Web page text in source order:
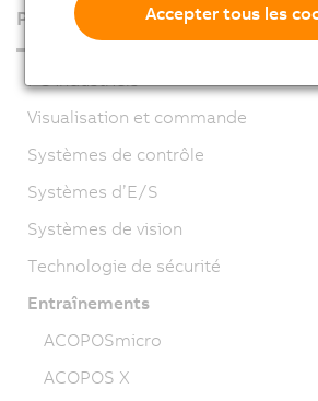
Produits
Visualisation et commande
Systèmes de contrôle
Systèmes d’E/S
Systèmes de vision
Technologie de sécurité
Entraînements
ACOPOSmicro
ACOPOS X
Accepter tous les